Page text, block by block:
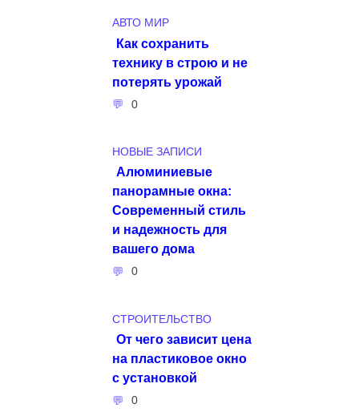
АВТО МИР
Как сохранить
технику в строю и не
потерять урожай
0
НОВЫЕ ЗАПИСИ
Алюминиевые
панорамные окна:
Современный стиль
и надежность для
вашего дома
0
СТРОИТЕЛЬСТВО
От чего зависит цена
на пластиковое окно
с установкой
0